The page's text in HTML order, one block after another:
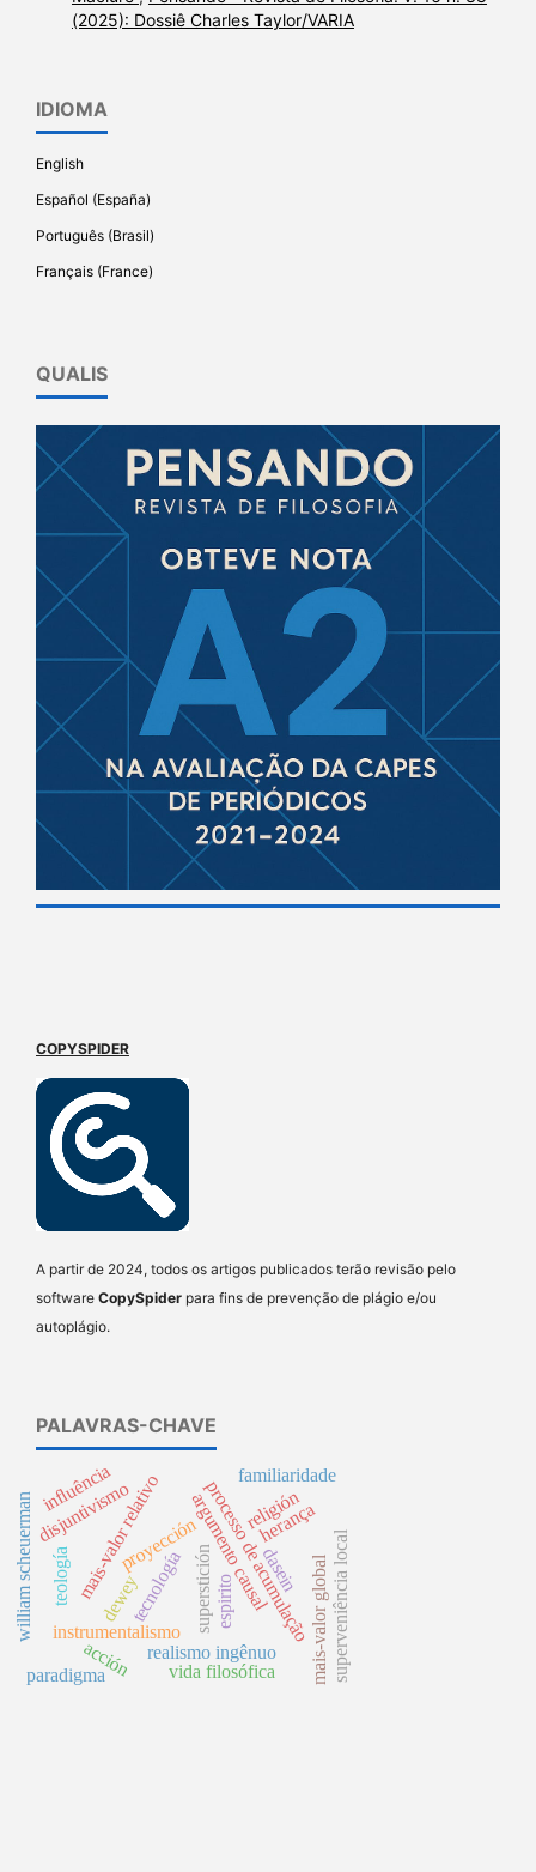
(2025): Dossiê Charles Taylor/VARIA
IDIOMA
English
Español (España)
Português (Brasil)
Français (France)
QUALIS
COPYSPIDER
A partir de 2024, todos os artigos publicados terão revisão pelo
software CopySpider para fins de prevenção de plágio e/ou
autoplágio.
PALAVRAS-CHAVE
argumento causal
superstición
proyecciónprocesso de acumulaçãomais-valor global
mais-valor relativo superveniência local
disjuntivismo religión
realismo ingênuo
tecnología
instrumentalismo
dewey
teología espirito
influência familiaridade
william scheuerman dasein
herança
acción vida filosófica
paradigma